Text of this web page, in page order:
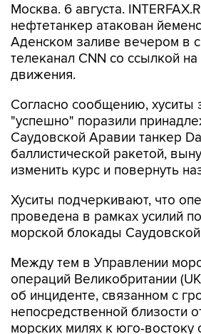
Москва. 6 августа.
нефтетанкер атакован
Аденском заливе вечером в
телеканал CNN со ссылкой
движения.
Согласно сообщению, хуситы
"успешно" поразили
Саудовской Аравии танкер
баллистической ракетой,
изменить курс и повернуть
Хуситы подчеркивают, что
проведена в рамках усилий
морской блокады
Между тем в Управлении
операций Великобритании
об инциденте, связанном с
непосредственной близости
морских милях к юго-востоку